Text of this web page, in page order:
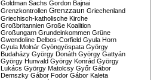
Goldman Sachs Gordon Bajnai
Grenzkontrollen Grenzzaun Griechenland
Griechisch-katholische Kirche
Großbritannien Große Koalition
Großungarn Grundeinkommen Grüne
Gwendoline Delbos-Corfield Gyula Horn
Gyula Molnár Gyöngyöspata György
Budaházy György Donáth György Gattyán
György Hunvald György Konrád György
Lukács György Matolcsy Győr Gábor
Demszky Gábor Fodor Gábor Kaleta